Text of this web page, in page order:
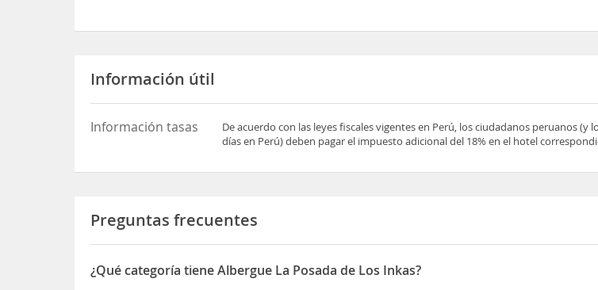
Información útil
Información tasas
De acuerdo con las leyes fiscales vigentes en Perú, los ciudadanos peruanos (y
días en Perú) deben pagar el impuesto adicional del 18% en el hotel
Preguntas frecuentes
¿Qué categoría tiene Albergue La Posada de Los Inkas?